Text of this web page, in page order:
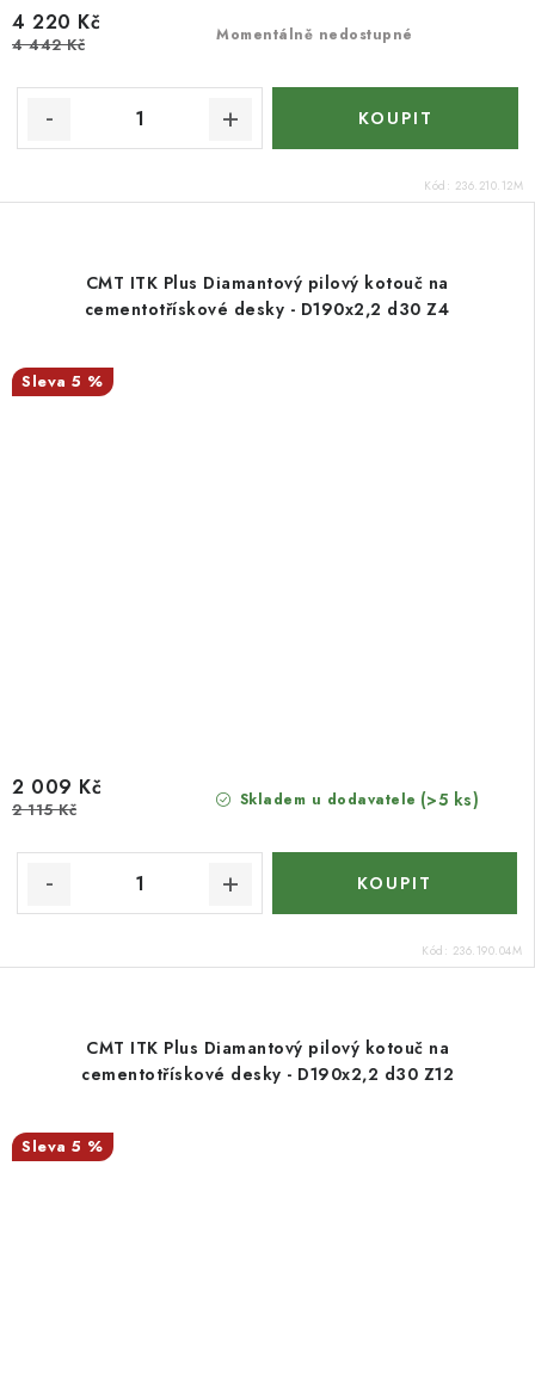
Momentálně nedostupné
4 220 Kč
4 442 Kč
Kód: 236.210.12M
CMT ITK Plus Diamantový pilový kotouč na
cementotřískové desky - D190x2,2 d30 Z4
5 %
Skladem u dodavatele (>5 ks)
2 009 Kč
2 115 Kč
Kód: 236.190.04M
CMT ITK Plus Diamantový pilový kotouč na
cementotřískové desky - D190x2,2 d30 Z12
5 %